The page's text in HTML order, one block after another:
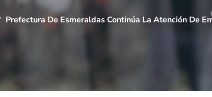
Prefectura De Esmeraldas Continúa La Atención De